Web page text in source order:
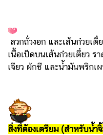
ลวกถั่วงอก และเส้นก๋วยเ
เนื้อเป็ดบนเส้นก๋วยเตี๋ยว ร
เจียว ผักชี และน้ำมันพริกเ
สิ่งที่ต้องเตรียม (สำหรับน้ำ